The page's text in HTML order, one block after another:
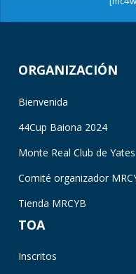
ORGANIZACIÓN
Bienvenida
44Cup Baiona 2024
Monte Real Club de Yates
Comité organizador
Tienda MRCYB
TOA
Inscritos